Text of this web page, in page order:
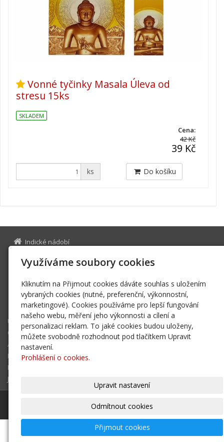
Vonné tyčinky Masala Úleva od
stresu 15ks
SKLADEM
Cena:
42 Kč
39 Kč
ks Do košíku
Indické nádobí
150 00 Praha 5
indickenadobi@gmail.com
+420 776 227 854
Úvodní stránka
O nás
Aktuality
E-shop
Kontakt
Jak nakupovat
Indické nádobí |Mapa webu
s AI,
Využíváme soubory cookies
Kliknutím na Přijmout cookies dáváte souhlas s uložením
vybraných cookies (nutné, preferenční, výkonnostní,
marketingové). Cookies používáme pro lepší fungování
našeho webu, měření jeho výkonnosti a cílení a
personalizaci reklam. To jaké cookies budou uloženy,
můžete svobodně rozhodnout pod tlačítkem Upravit
nastavení.
Prohlášení o cookies.
Upravit nastavení
Odmítnout cookies
Přijmout cookies